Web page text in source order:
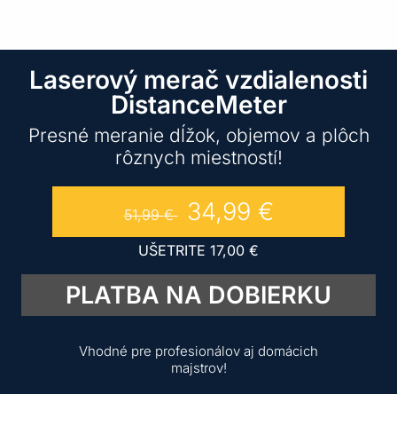
Laserový merač vzdialenosti
DistanceMeter
Presné meranie dĺžok, objemov a plôch
rôznych miestností!
51,99€ 34,99 €
UŠETRITE 17,00 €
PLATBA NA DOBIERKU
Vhodné pre profesionálov aj domácich
majstrov!